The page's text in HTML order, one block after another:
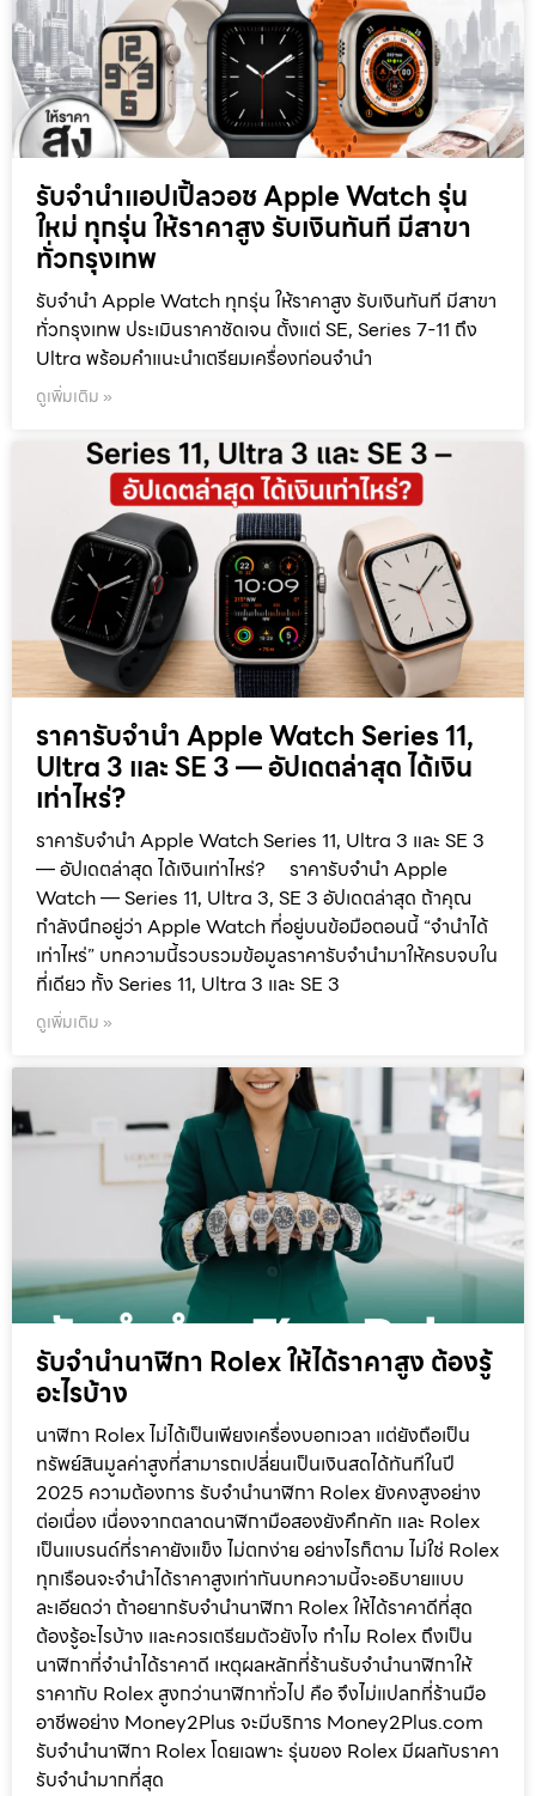
รับจำนำแอปเปิ้ลวอช Apple Watch รุ่น
ใหม่ ทุกรุ่น ให้ราคาสูง รับเงินทันที มีสาขา
ทั่วกรุงเทพ
รับจำนำ Apple Watch ทุกรุ่น ให้ราคาสูง รับเงินทันที มีสาขา
ทั่วกรุงเทพ ประเมินราคาชัดเจน ตั้งแต่ SE, Series 7-11 ถึง
Ultra พร้อมคำแนะนำเตรียมเครื่องก่อนจำนำ
ดูเพิ่มเติม »
ราคารับจำนำ Apple Watch Series 11,
Ultra 3 และ SE 3 — อัปเดตล่าสุด ได้เงิน
เท่าไหร่?
ราคารับจำนำ Apple Watch Series 11, Ultra 3 และ SE 3
— อัปเดตล่าสุด ได้เงินเท่าไหร่? ราคารับจำนำ Apple
Watch — Series 11, Ultra 3, SE 3 อัปเดตล่าสุด ถ้าคุณ
กำลังนึกอยู่ว่า Apple Watch ที่อยู่บนข้อมือตอนนี้ “จำนำได้
เท่าไหร่” บทความนี้รวบรวมข้อมูลราคารับจำนำมาให้ครบจบใน
ที่เดียว ทั้ง Series 11, Ultra 3 และ SE 3
ดูเพิ่มเติม »
รับจำนำนาฬิกา Rolex ให้ได้ราคาสูง ต้องรู้
อะไรบ้าง
นาฬิกา Rolex ไม่ได้เป็นเพียงเครื่องบอกเวลา แต่ยังถือเป็น
ทรัพย์สินมูลค่าสูงที่สามารถเปลี่ยนเป็นเงินสดได้ทันทีในปี
2025 ความต้องการ รับจำนำนาฬิกา Rolex ยังคงสูงอย่าง
ต่อเนื่อง เนื่องจากตลาดนาฬิกามือสองยังคึกคัก และ Rolex
เป็นแบรนด์ที่ราคายังแข็ง ไม่ตกง่าย อย่างไรก็ตาม ไม่ใช่ Rolex
ทุกเรือนจะจำนำได้ราคาสูงเท่ากันบทความนี้จะอธิบายแบบ
ละเอียดว่า ถ้าอยากรับจำนำนาฬิกา Rolex ให้ได้ราคาดีที่สุด
ต้องรู้อะไรบ้าง และควรเตรียมตัวยังไง ทำไม Rolex ถึงเป็น
นาฬิกาที่จำนำได้ราคาดี เหตุผลหลักที่ร้านรับจำนำนาฬิกาให้
ราคากับ Rolex สูงกว่านาฬิกาทั่วไป คือ จึงไม่แปลกที่ร้านมือ
อาชีพอย่าง Money2Plus จะมีบริการ Money2Plus.com
รับจำนำนาฬิกา Rolex โดยเฉพาะ รุ่นของ Rolex มีผลกับราคา
รับจำนำมากที่สุด